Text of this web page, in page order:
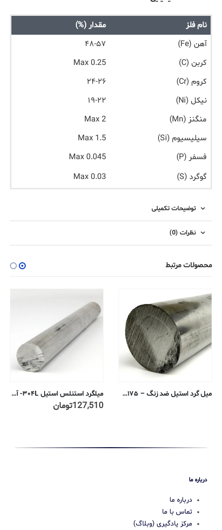
نام فلز
مقدار (%)
آهن (Fe)
۴۸-۵۷
کربن (C)
Max 0.25
کروم (Cr)
۲۴-۲۶
نیکل (Ni)
۱۹-۲۲
منگنز (Mn)
Max 2
سیلیسیوم (Si)
Max 1.5
فسفر (P)
Max 0.045
گوگرد (S)
Max 0.03
توضیحات تکمیلی
نظرات (0)
محصولات مرتبط
127,510تومان
درباره ما
درباره ما
تماس با ما
مرکز یادگیری (وبلاگ)